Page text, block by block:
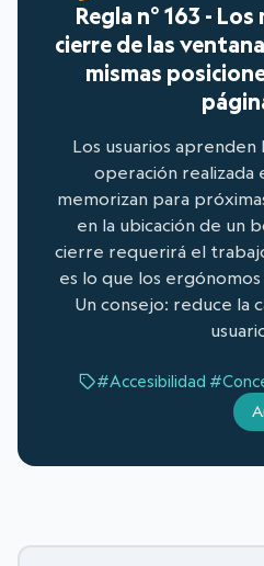
Regla n° 163 -
cierre de las
mismas
Los usuarios aprenden
operación realizada
memorizan para
en la ubicación de un
cierre requerirá el
es lo que los
Un consejo: reduce la
#Accesibilidad